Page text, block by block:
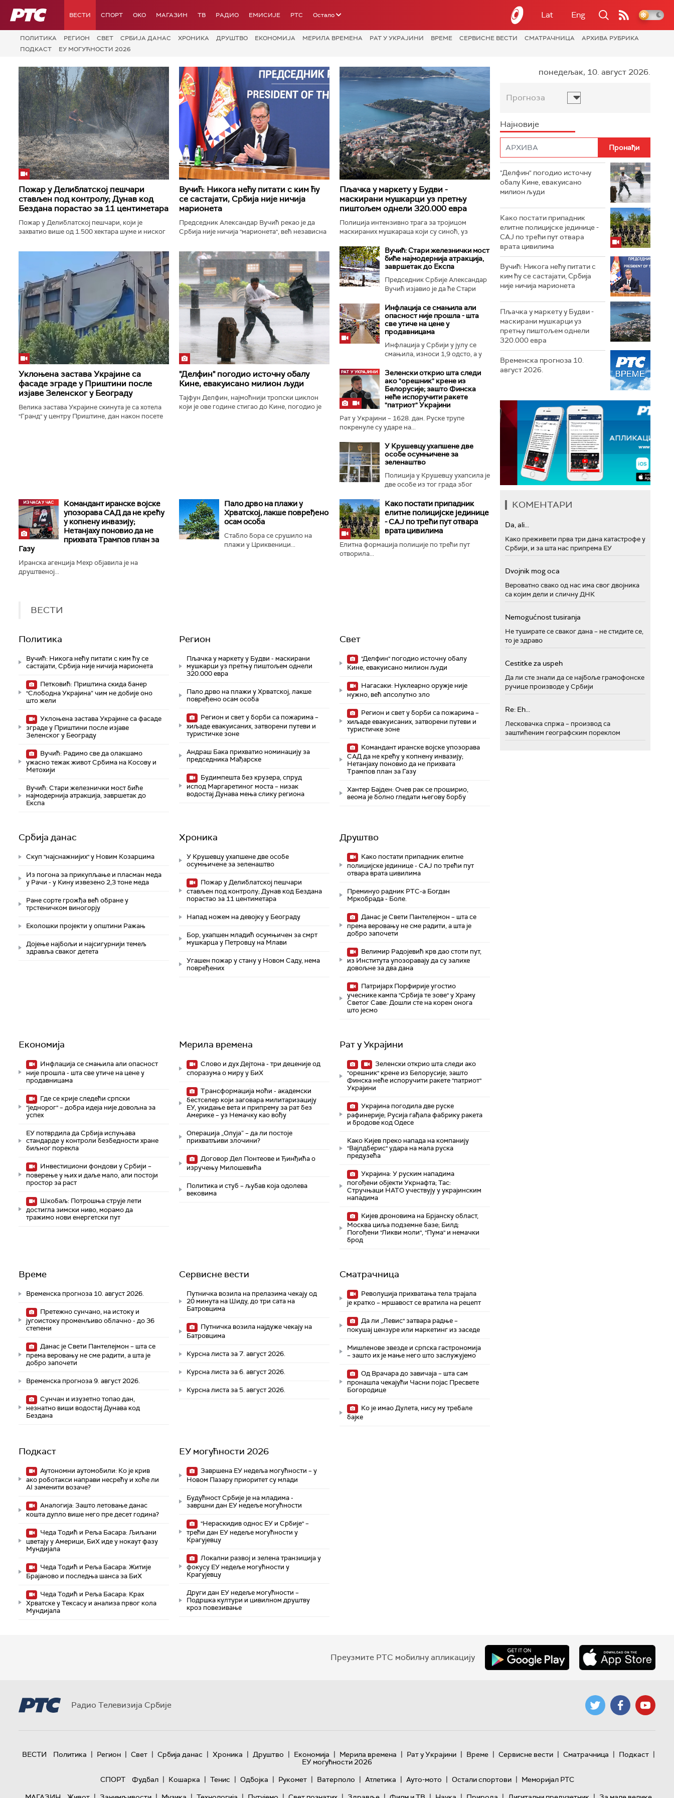
РТС ВЕСТИ СПОРТ OKO МАГАЗИН ТВ РАДИО ЕМИСИЈЕ РТС Остало Lat Eng
ПОЛИТИКА РЕГИОН СВЕТ СРБИЈА ДАНАС ХРОНИКА ДРУШТВО ЕКОНОМИЈА МЕРИЛА ВРЕМЕНА РАТ У УКРАЈИНИ ВРЕМЕ СЕРВИСНЕ ВЕСТИ СМАТРАЧНИЦА
АРХИВА РУБРИКА
ПОДКАСТ
ЕУ МОГУЋНОСТИ 2026
Пожар у Делиблатској пешчари
стављен под контролу; Дунав код
Бездана порастао за 11 центиметара
Пожар у Делиблатској пешчари, који је
захватио више од 1.500 хектара шуме и ниског
контролу. Стрм терен и јак...
Вучић: Никога нећу питати с ким ћу
се састајати, Србија није ничија
марионета
Председник Александар Вучић рекао је да
Србија није ничија "марионета", већ независна
С ким ћу се састајати...
Уклоњена застава Украјине са
фасаде зграде у Приштини после
изјаве Зеленског у Београду
Велика заставa Украјине скинута је са хотела
"Гранд" у центру Приштине, дан након посете
"Делфин" погодио источну обалу
Кине, евакуисано милион људи
Тајфун Делфин, најмоћнији тропски циклон
који је ове године стигао до Кине, погодио је
Пљачка у маркету у Будви -
маскирани мушкарци уз претњу
пиштољем однели 320.000 евра
Полиција интензивно трага за тројицом
маскираних мушкараца који су синоћ, уз
Вучић: Стари железнички мост
биће најмодернија атракција,
завршетак до Експа
Председник Србије Александар
Вучић изјавио је да ће Стари
Инфлација се смањила али
опасност није прошла - шта
све утиче на цене у
продавницама
Инфлација у Србији у јулу се
смањила, износи 1,9 одсто, а у
Зеленски открио шта следи
ако "орешник" крене из
Белорусије; зашто Финска
неће испоручити ракете
"патриот" Украјини
Рат у Украјини – 1628. дан. Руске трупе
покренуле су ударе на...
У Крушевцу ухапшене две
особе осумњичене за
зеленаштво
Полиција у Крушевцу ухапсила је
две особе из тог града због
Командант иранске војске
упозорава САД да не крећу
у копнену инвазију;
Нетанјаху поновио да не
прихвата Трампов план за
Газу
Иранска агенција Мехр објавила је на
друштвеној...
Пало дрво на плажи у
Хрватској, лакше повређено
осам особа
Стабло бора се срушило на
плажи у Цриквеници...
Како постати припадник
елитне полицијске јединице
- СAJ по трећи пут отвара
врата цивилима
Елитна формација полиције по трећи пут
отворила...
ВЕСТИ
Политика
Вучић: Никога нећу питати с ким ћу се
састајати, Србија није ничија марионета
Петковић: Приштина скида банер
"Слободна Украјина“ чим не добије оно
што жели
Уклоњена застава Украјине са фасаде
зграде у Приштини после изјаве
Зеленског у Београду
Вучић: Радимо све да олакшамо
ужасно тежак живот Србима на Косову и
Метохији
Вучић: Стари железнички мост биће
најмодернија атракција, завршетак до
Експа
Регион
Пљачка у маркету у Будви - маскирани
мушкарци уз претњу пиштољем однели
320.000 евра
Пало дрво на плажи у Хрватској, лакше
повређено осам особа
Регион и свет у борби са пожарима –
хиљаде евакуисаних, затворени путеви и
туристичке зоне
Андраш Бака прихватио номинацију за
председника Мађарске
Будимпешта без крузера, спруд
испод Маргаретиног моста – низак
водостај Дунава мења слику региона
Свет
"Делфин" погодио источну обалу
Кине, евакуисано милион људи
Нагасаки: Нуклеарно оружје није
нужно, већ апсолутно зло
Регион и свет у борби са пожарима –
хиљаде евакуисаних, затворени путеви и
туристичке зоне
Командант иранске војске упозорава
САД да не крећу у копнену инвазију;
Нетанјаху поновио да не прихвата
Трампов план за Газу
Хантер Бајден: Очев рак се проширио,
веома је болно гледати његову борбу
Србија данас
Скуп "најснажнијих" у Новим Козарцима
Из погона за прикупљање и пласман меда
у Рачи - у Кину извезено 2,3 тоне меда
Ране сорте грожђа већ обране у
трстеничком виногорју
Eколошки пројекти у општини Ражањ
Дојење најбољи и најсигурнији темељ
здравља сваког детета
Хроника
У Крушевцу ухапшене две особе
осумњичене за зеленаштво
Пожар у Делиблатској пешчари
стављен под контролу; Дунав код Бездана
порастао за 11 центиметара
Напад ножем на девојку у Београду
Бор, ухапшен младић осумњичен за смрт
мушкарца у Петровцу на Млави
Угашен пожар у стану у Новом Саду, нема
повређених
Друштво
Како постати припадник елитне
полицијске јединице - СAJ по трећи пут
отвара врата цивилима
Преминуо радник РТС-а Богдан
Мркобрада - Боле.
Данас је Свети Пантелејмон – шта се
према веровању не сме радити, а шта је
добро започети
Велимир Радојевић крв дао стоти пут,
из Института упозоравају да су залихе
довољне за два дана
Патријарх Порфирије угостио
учеснике кампа "Србија те зове" у Храму
Светог Саве: Дошли сте на корен онога
што јесмо
Економија
Инфлација се смањила али опасност
није прошла - шта све утиче на цене у
продавницама
Где се крије следећи српски
"једнорог" – добра идеја није довољна за
успех
ЕУ потврдила да Србија испуњава
стандарде у контроли безбедности хране
биљног порекла
Инвестициони фондови у Србији –
поверење у њих и даље мало, али постоји
простор за раст
Шкобаљ: Потрошња струје лети
достигла зимски ниво, морамо да
тражимо нови енергетски пут
Мерила времена
Слово и дух Дејтона - три деценије од
споразума о миру у БиХ
Трансформација моћи - академски
бестселер који заговара милитаризацију
ЕУ, укидање вета и припрему за рат без
Америке – уз Немачку као вођу
Операција „Олуја” – да ли постоје
прихватљиви злочини?
Договор Дел Понтеове и Ђинђића о
изручењу Милошевића
Политика и стуб – љубав која одолева
вековима
Рат у Украјини
Зеленски открио шта следи ако
"орешник" крене из Белорусије; зашто
Финска неће испоручити ракете "патриот"
Украјини
Украјина погодила две руске
рафинерије; Русија гађала фабрику ракета
и бродове код Одесе
Како Кијев преко напада на компанију
"Вајлдберис" удара на мала руска
предузећа
Украјина: У руским нападима
погођени објекти Укрнафта; Тас:
Стручњаци НАТО учествују у украјинским
нападима
Кијев дроновима на Брјанску област,
Москва циља подземне базе; Билд:
Погођени "Ликви моли", "Пума" и немачки
брод
Време
Временска прогноза 10. август 2026.
Претежно сунчано, на истоку и
југоистоку променљиво облачно - до 36
степени
Данас је Свети Пантелејмон – шта се
према веровању не сме радити, а шта је
добро започети
Временска прогноза 9. август 2026.
Сунчан и изузетно топао дан,
незнатно виши водостај Дунава код
Бездана
Сервисне вести
Путничка возила на прелазима чекају од
20 минута на Шиду, до три сата на
Батровцима
Путничка возила најдуже чекају на
Батровцима
Курсна листа за 7. август 2026.
Курсна листа за 6. август 2026.
Курсна листа за 5. август 2026.
Сматрачница
Револуција прихватања тела трајала
је кратко – мршавост се вратила на рецепт
Да ли „Левис" затвара радње –
покушај цензуре или маркетинг из заседе
Мишленове звезде и српска гастрономија
– зашто их је мање него што заслужујемо
Од Врачара до завичаја – шта сам
пронашла чекајући Часни појас Пресвете
Богородице
Ко је имао Дулета, нису му требале
бајке
Подкаст
Аутономни аутомобили: Ко је крив
ако роботакси направи несрећу и хоће ли
AI заменити возаче?
Аналогија: Зашто летовање данас
кошта дупло више него пре десет година?
Чеда Тодић и Реља Басара: Љиљани
цветају у Америци, БиХ иде у нокаут фазу
Мундијала
Чеда Тодић и Реља Басара: Житије
Брајаново и последња шанса за БиХ
Чеда Тодић и Реља Басара: Крах
Хрватске у Тексасу и анализа првог кола
Мундијала
ЕУ могућности 2026
Завршена ЕУ недеља могућности – у
Новом Пазару приоритет су млади
Будућност Србије је на младима -
завршни дан ЕУ недеље могућности
"Нераскидив однос ЕУ и Србије" –
трећи дан ЕУ недеље могућности у
Крагујевцу
Локални развој и зелена транзиција у
фокусу ЕУ недеље могућности у
Крагујевцу
Други дан ЕУ недеље могућности –
Подршка култури и цивилном друштву
кроз повезивање
понедељак, 10. август 2026.
Прогноза
Најновије
"Делфин" погодио источну
обалу Кине, евакуисано
милион људи
Како постати припадник
елитне полицијске јединице -
СAJ по трећи пут отвара
врата цивилима
Вучић: Никога нећу питати с
ким ћу се састајати, Србија
није ничија марионета
Пљачка у маркету у Будви -
маскирани мушкарци уз
претњу пиштољем однели
320.000 евра
Временска прогноза 10.
август 2026.
КОМЕНТАРИ
Da, ali...
Како преживети прва три дана катастрофе у
Србији, и за шта нас припрема ЕУ
Dvojnik mog oca
Вероватно свако од нас има свог двојника
са којим дели и сличну ДНК
Nemogućnost tusiranja
Не туширате се сваког дана – не стидите се,
то је здраво
Cestitke za uspeh
Да ли сте знали да се најбоље грамофонске
ручице производе у Србији
Re: Eh...
Лесковачка спржа – производ са
заштићеним географским пореклом
Преузмите РТС мобилну апликацију
Радио Телевизија Србије
ВЕСТИ Политика | Регион | Свет | Србија данас | Хроника | Друштво | Економија | Мерила времена | Рат у Украјини | Време | Сервисне вести | Сматрачница | Подкаст |
ЕУ могућности 2026
СПОРТ
Фудбал | Кошарка | Тенис | Одбојка | Рукомет | Ватерполо | Атлетика | Ауто-мото | Остали спортови | Меморијал РТС